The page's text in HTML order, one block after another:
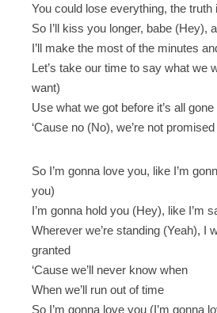
You could lose everything, the
So I’ll kiss you longer, babe (Hey),
I’ll make the most of the minutes
Let’s take our time to say what we
want)
Use what we got before it’s all
‘Cause no (No), we’re not
So I’m gonna love you, like I’m
you)
I’m gonna hold you (Hey), like I’m
Wherever we’re standing (Yeah), I
granted
‘Cause we’ll never know when
When we’ll run out of time
So I’m gonna love you (I’m gonna